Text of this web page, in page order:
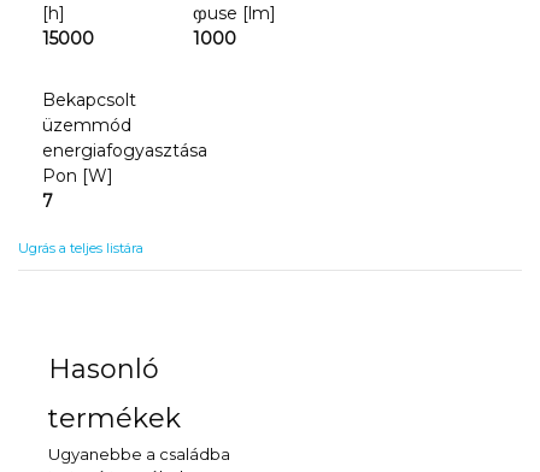
[h]
15000
ჶuse [lm]
1000
Bekapcsolt
üzemmód
energiafogyasztása
Pon [W]
7
Ugrás a teljes listára
Hasonló
termékek
Ugyanebbe a családba